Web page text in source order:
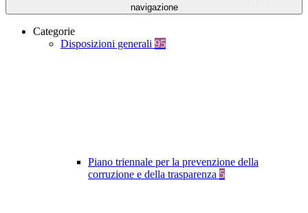
navigazione
Categorie
Disposizioni generali 95
Piano triennale per la prevenzione della
corruzione e della trasparenza 5